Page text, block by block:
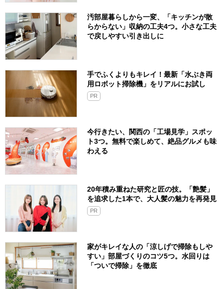
汚部屋暮らしから一変、「キッチンが散
らからない」収納の工夫4つ。小さな工夫
で戻しやすい引き出しに
手でふくよりもキレイ！最新「水ぶき両
用ロボット掃除機」をリアルにお試し
PR
今行きたい、関西の「工場見学」スポッ
ト3つ。無料で楽しめて、絶品グルメも味
わえる
20年積み重ねた研究と匠の技。「艶髪」
を追求した1本で、大人髪の魅力を再発見
PR
家がキレイな人の「涼しげで掃除もしや
すい」部屋づくりのコツ5つ。水回りは
「ついで掃除」を徹底